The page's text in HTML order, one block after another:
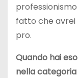
fatto che avrei
pro.
Quando hai
nella categoria